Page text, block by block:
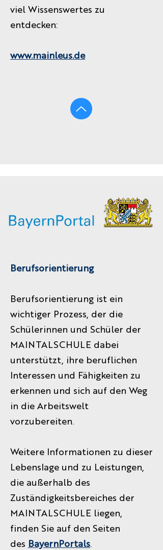
viel Wissenswertes zu
entdecken:
www.mainleus.de
Berufsorientierung
Berufsorientierung ist ein
wichtiger Prozess, der die
Schülerinnen und Schüler der
MAINTALSCHULE dabei
unterstützt, ihre beruflichen
Interessen und Fähigkeiten zu
erkennen und sich auf den Weg
in die Arbeitswelt
vorzubereiten.
Weitere Informationen zu dieser
Lebenslage und zu Leistungen,
die außerhalb des
Zuständigkeitsbereiches der
MAINTALSCHULE liegen,
finden Sie auf den Seiten
des BayernPortals.